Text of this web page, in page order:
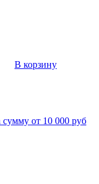
В корзину
сумму от 10 000 руб